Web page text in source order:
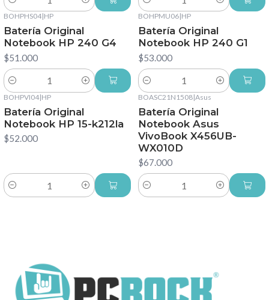
Cantidad Cantidad
BOHPHS04|HP
Batería Original
Notebook HP 240 G4
$51.000
Cantidad
BOHPMU06|HP
Batería Original
Notebook HP 240 G1
$53.000
Cantidad
BOHPVI04|HP
Batería Original
Notebook HP 15-k212la
$52.000
Cantidad
BOASC21N1508|Asus
Batería Original
Notebook Asus
VivoBook X456UB-
WX010D
$67.000
Cantidad